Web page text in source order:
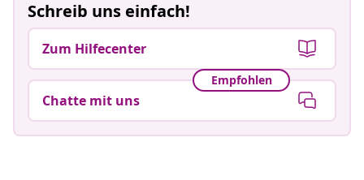
Schreib uns einfach!
Zum Hilfecenter
Empfohlen
Chatte mit uns